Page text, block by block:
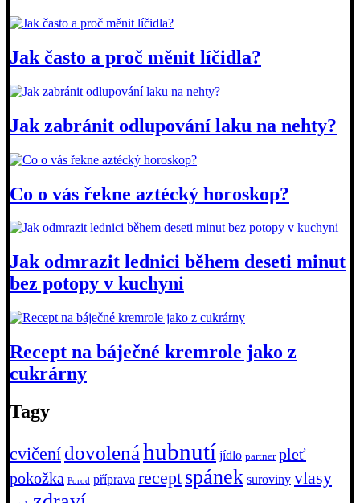
Jak často a proč měnit líčidla?
Jak zabránit odlupování laku na nehty?
Co o vás řekne aztécký horoskop?
Jak odmrazit lednici během deseti minut
bez potopy v kuchyni
Recept na báječné kremrole jako z
cukrárny
Tagy
cvičení dovolenáhubnutí jídlo partner pleť
pokožka Porod příprava recept spánek suroviny vlasy